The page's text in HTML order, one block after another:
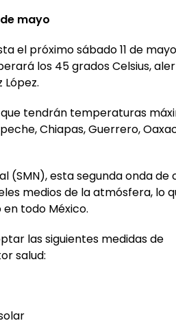
mayo
el próximo sábado 11 de
los 45 grados Celsius,
tendrán temperaturas
Chiapas, Guerrero,
(SMN), esta segunda onda de
medios de la atmósfera, lo
todo México.
las siguientes medidas de
salud: